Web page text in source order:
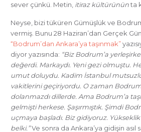
sever çünkü. Metin, itiraz kültürününta
Neyse, bizi tüküren Gümüşlük ve
vermiş. Bunu 28 Haziran’dan Gerçek
“Bodrum’dan Ankara’ya taşınmak”
diyor yazısında: “Biz Bodrum’a
değerdi. Markaydı. Yeni gezi olmuştu.
umut doluydu. Kadim İstanbul
vakitlerini geçiriyordu. O zaman
dolanmazdı dillerde. Ama Bodrum’a
gelmişti herkese. Şaşırmıştık. Şimdi
uçmaya başladı. Biz gidiyoruz.
belki.”Ve sonra da Ankara’ya gidişin asıl